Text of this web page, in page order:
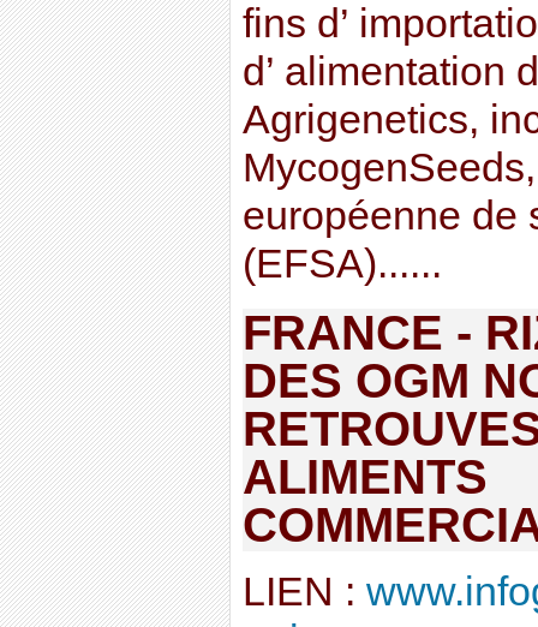
fins d’
d’ alimentation
Agrigenetics,
européenne de
(EFSA)......
FRANCE -
DES OGM
ALIMENTS
LIEN :